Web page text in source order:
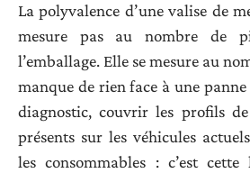
La polyvalence d’une valise de
mesure pas au nombre de
l’emballage. Elle se mesure au
manque de rien face à une
diagnostic, couvrir les profils
présents sur les véhicules
les consommables : c’est